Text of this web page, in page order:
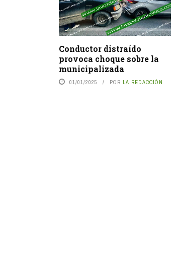
Conductor distraído
provoca choque sobre la
municipalizada
01/01/2025 POR LA REDACCIÓN